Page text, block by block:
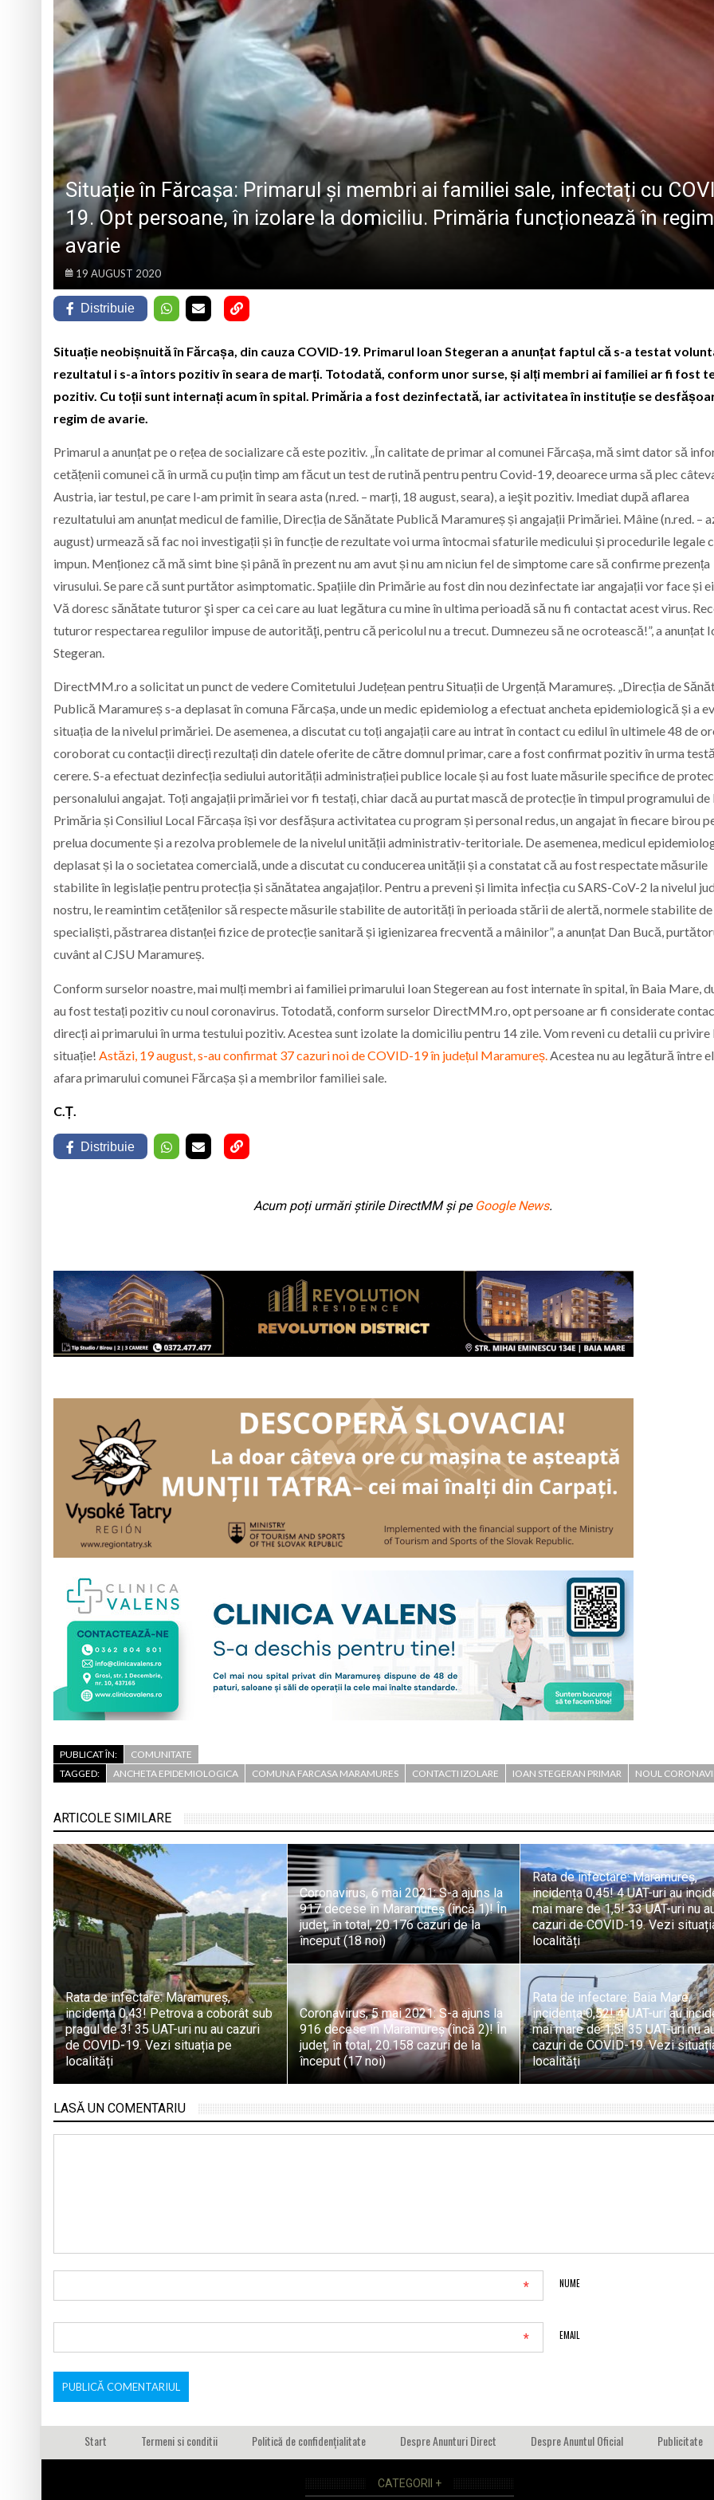
Eveniment special la Baia Mare, la 570 de ani de la moartea lui Iancu de
„Zilele Moiseiului” se vor desfășura în perioada 14–16 august
Biblioteca Municipală „Laurențiu Ulici” din Sighet găzduiește o nouă
Muzeul de Mineralogie Baia Mare, gazda unui eveniment internațional
„CÂNTECELE MUNȚILOR” DE LA SIBIU
DE SINCERITATE
ALE POMPIERILOR
Situație în Fărcașa: Primarul și membri ai familiei sale, infectați cu
19. Opt persoane, în izolare la domiciliu. Primăria funcționează în
avarie
19 AUGUST 2020
Distribuie
Situație neobișnuită în Fărcașa, din cauza COVID-19. Primarul Ioan Stegeran a anunțat faptul că s-a testat
rezultatul i s-a întors pozitiv în seara de marți. Totodată, conform unor surse, și alți membri ai familiei ar fi fost
pozitiv. Cu toții sunt internați acum în spital. Primăria a fost dezinfectată, iar activitatea în instituție se
regim de avarie.
Primarul a anunțat pe o rețea de socializare că este pozitiv. „În calitate de primar al comunei Fărcașa, mă simt dator să
cetățenii comunei că în urmă cu puțin timp am făcut un test de rutină pentru pentru Covid-19, deoarece urma să plec
Austria, iar testul, pe care l-am primit în seara asta (n.red. – marți, 18 august, seara), a ieşit pozitiv. Imediat după aflarea
rezultatului am anunțat medicul de familie, Direcția de Sănătate Publică Maramureș și angajații Primăriei. Mâine (n.red. –
august) urmează să fac noi investigații și în funcție de rezultate voi urma întocmai sfaturile medicului și procedurile legale
impun. Menționez că mă simt bine și până în prezent nu am avut și nu am niciun fel de simptome care să confirme prezența
virusului. Se pare că sunt purtător asimptomatic. Spațiile din Primărie au fost din nou dezinfectate iar angajații vor face și
Vă doresc sănătate tuturor şi sper ca cei care au luat legătura cu mine în ultima perioadă să nu fi contactat acest virus.
tuturor respectarea regulilor impuse de autorităţi, pentru că pericolul nu a trecut. Dumnezeu să ne ocrotească!”, a anunțat
Stegeran.
DirectMM.ro a solicitat un punct de vedere Comitetului Județean pentru Situații de Urgență Maramureș. „Direcția de
Publică Maramureș s-a deplasat în comuna Fărcașa, unde un medic epidemiolog a efectuat ancheta epidemiologică și a
situația de la nivelul primăriei. De asemenea, a discutat cu toți angajații care au intrat în contact cu edilul în ultimele 48 de
coroborat cu contacții direcți rezultați din datele oferite de către domnul primar, care a fost confirmat pozitiv în urma
cerere. S-a efectuat dezinfecția sediului autorității administrației publice locale și au fost luate măsurile specifice de
personalului angajat. Toți angajații primăriei vor fi testați, chiar dacă au purtat mască de protecție în timpul programului de
Primăria și Consiliul Local Fărcașa își vor desfășura activitatea cu program și personal redus, un angajat în fiecare birou
prelua documente și a rezolva problemele de la nivelul unității administrativ-teritoriale. De asemenea, medicul
deplasat și la o societatea comercială, unde a discutat cu conducerea unității și a constatat că au fost respectate măsurile
stabilite în legislație pentru protecția și sănătatea angajaților. Pentru a preveni și limita infecția cu SARS-CoV-2 la nivelul
nostru, le reamintim cetățenilor să respecte măsurile stabilite de autorități în perioada stării de alertă, normele stabilite de
specialiști, păstrarea distanței fizice de protecție sanitară și igienizarea frecventă a mâinilor”, a anunțat Dan Bucă,
cuvânt al CJSU Maramureș.
Conform surselor noastre, mai mulți membri ai familiei primarului Ioan Stegerean au fost internate în spital, în Baia Mare,
au fost testați pozitiv cu noul coronavirus. Totodată, conform surselor DirectMM.ro, opt persoane ar fi considerate
direcți ai primarului în urma testului pozitiv. Acestea sunt izolate la domiciliu pentru 14 zile. Vom reveni cu detalii cu privire
situație! Astăzi, 19 august, s-au confirmat 37 cazuri noi de COVID-19 în județul Maramureș. Acestea nu au legătură între
afara primarului comunei Fărcașa și a membrilor familiei sale.
C.Ț.
Distribuie
Acum poți urmări știrile DirectMM și pe Google News.
PUBLICAT ÎN:
COMUNITATE
TAGGED:
ANCHETA EPIDEMIOLOGICA COMUNA FARCASA MARAMURES CONTACTI IZOLARE IOAN STEGERAN PRIMAR NOUL
ARTICOLE SIMILARE
Rata de infectare: Maramureș,
incidența 0,43! Petrova a coborât sub
pragul de 3! 35 UAT-uri nu au cazuri
de COVID-19. Vezi situația pe
localități
Coronavirus, 6 mai 2021: S-a ajuns la
917 decese în Maramureș (încă 1)! În
județ, în total, 20.176 cazuri de la
început (18 noi)
Rata de infectare: Maramureș,
incidența 0,45! 4 UAT-uri au
mai mare de 1,5! 33 UAT-uri nu
cazuri de COVID-19. Vezi
localități
Coronavirus, 5 mai 2021: S-a ajuns la
916 decese în Maramureș (încă 2)! În
județ, în total, 20.158 cazuri de la
început (17 noi)
Rata de infectare: Baia Mare,
incidența 0,52! 4 UAT-uri au
mai mare de 1,5! 35 UAT-uri nu
cazuri de COVID-19. Vezi
localități
LASĂ UN COMENTARIU
NUME
*
EMAIL
*
Start Termeni si conditii Politică de confidențialitate Despre Anunturi Direct Despre Anuntul Oficial Publicitate
CATEGORII +